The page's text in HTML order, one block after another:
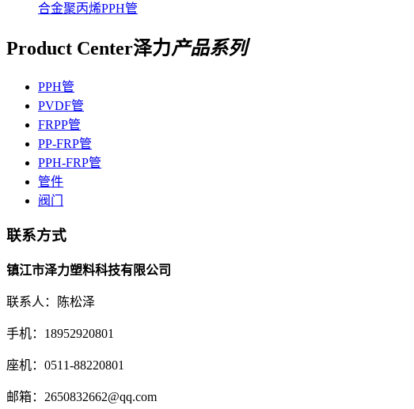
合金聚丙烯PPH管
Product Center泽力产品系列
PPH管
PVDF管
FRPP管
PP-FRP管
PPH-FRP管
管件
阀门
联系方式
镇江市泽力塑料科技有限公司
联系人：陈松泽
手机：18952920801
座机：0511-88220801
邮箱：2650832662@qq.com